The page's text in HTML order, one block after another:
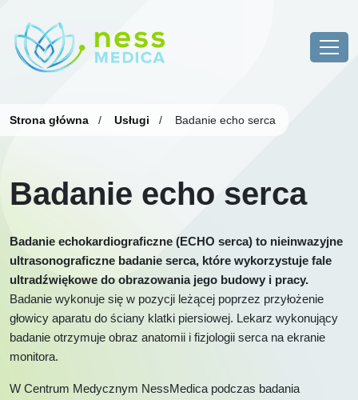
Strona główna / Usługi / Badanie echo serca
Badanie echo serca
Badanie echokardiograficzne (ECHO serca) to nieinwazyjne
ultrasonograficzne badanie serca, które wykorzystuje fale
ultradźwiękowe do obrazowania jego budowy i pracy.
Badanie wykonuje się w pozycji leżącej poprzez przyłożenie
głowicy aparatu do ściany klatki piersiowej. Lekarz wykonujący
badanie otrzymuje obraz anatomii i fizjologii serca na ekranie
monitora.
W Centrum Medycznym NessMedica podczas badania